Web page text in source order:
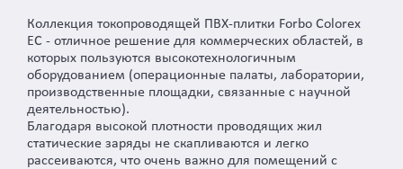
Коллекция токопроводящей ПВХ-плитки Forbo Colorex
EC - отличное решение для коммерческих областей, в
которых пользуются высокотехнологичным
оборудованием (операционные палаты, лаборатории,
производственные площадки, связанные с научной
деятельностью).
Благодаря высокой плотности проводящих жил
статические заряды не скапливаются и легко
рассеиваются, что очень важно для помещений с